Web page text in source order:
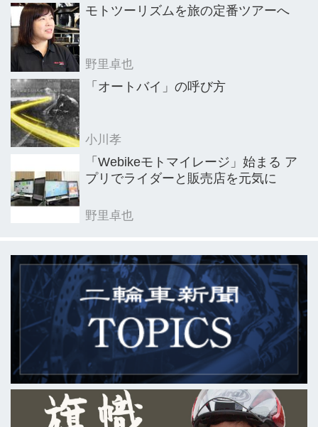
のパイオニアである本田技研工業の二
さを解決しようとする資源配置の調整
の仕...
モトツーリズムを旅の定番ツアーへ
野里卓也
「オートバイ」の呼び方
小川孝
「Webikeモトマイレージ」始まる ア
プリでライダーと販売店を元気に
野里卓也